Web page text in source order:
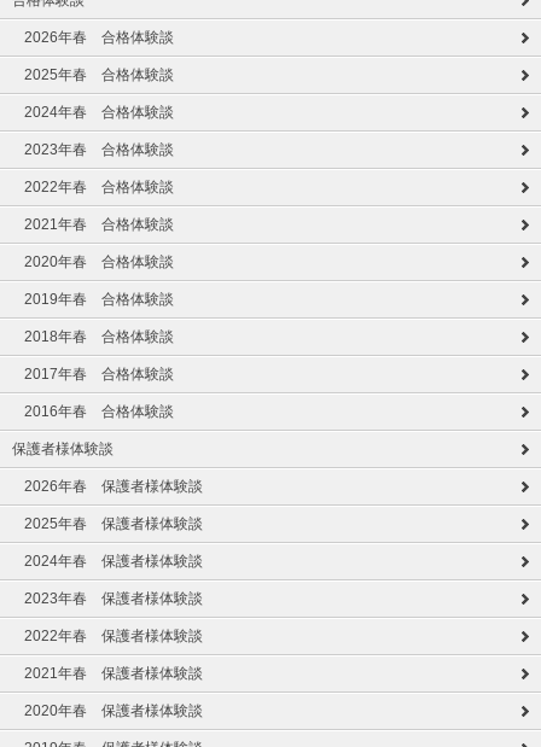
2026年春 合格体験談
2025年春 合格体験談
2024年春 合格体験談
2023年春 合格体験談
2022年春 合格体験談
2021年春 合格体験談
2020年春 合格体験談
2019年春 合格体験談
2018年春 合格体験談
2017年春 合格体験談
2016年春 合格体験談
保護者様体験談
2026年春 保護者様体験談
2025年春 保護者様体験談
2024年春 保護者様体験談
2023年春 保護者様体験談
2022年春 保護者様体験談
2021年春 保護者様体験談
2020年春 保護者様体験談